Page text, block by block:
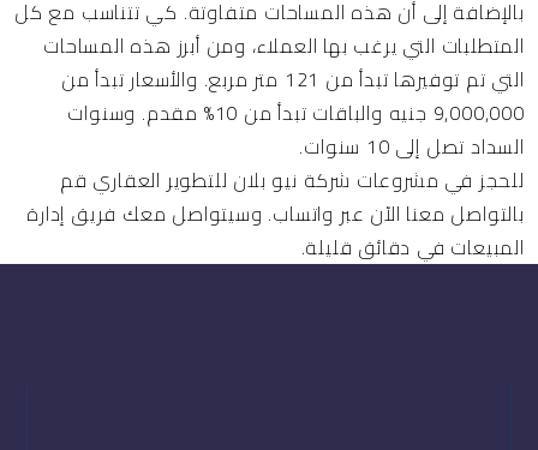
بالإضافة إلى أن هذه المساحات متفاوتة. كي تتناسب مع كل
المتطلبات التي يرغب بها العملاء، ومن أبرز هذه المساحات
التي تم توفيرها تبدأ من 121 متر مربع. والأسعار تبدأ من
9,000,000 جنيه والباقات تبدأ من 10% مقدم. وسنوات
السداد تصل إلى 10 سنوات.
للحجز في مشروعات شركة نيو بلان للتطوير العقاري قم
بالتواصل معنا الآن عبر واتساب. وسيتواصل معك فريق إدارة
المبيعات في دقائق قليلة.